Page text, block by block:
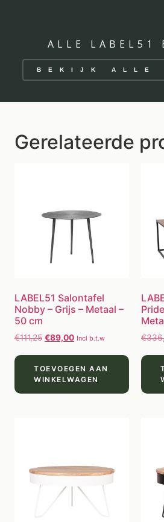
ALLE LABEL51
BEKIJK ALLE
Gerelateerde
LABEL51 Salontafel
Nobby – Grijs – Metaal –
50 cm
€111,25 €89,00 Incl b.t.w
TOEVOEGEN AAN
WINKELWAGEN
€